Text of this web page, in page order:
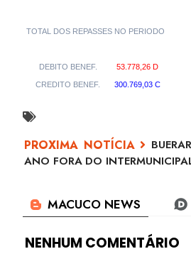
TOTAL DOS REPASSES NO PERIODO
DEBITO BENEF. 53.778,26 D
CREDITO BENEF. 300.769,03 C
ANO FORA DO
NENHUM COMENTÁRIO